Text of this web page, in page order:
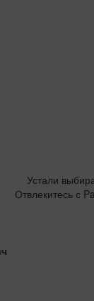
Устали
Отвлекитесь с